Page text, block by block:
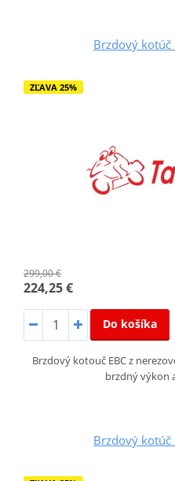
Brzdový kotúč
ZĽAVA 25%
299,00 €
224,25 €
Do košíka
Brzdový kotouč EBC z
brzdný výkon
Brzdový kotúč